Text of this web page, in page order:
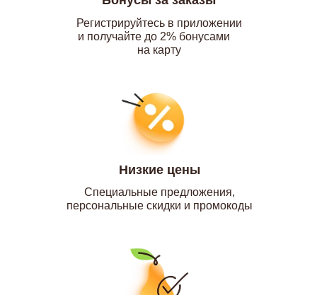
Регистрируйтесь в приложении
и получайте до 2% бонусами
на карту
Низкие цены
Специальные предложения,
персональные скидки и промокоды